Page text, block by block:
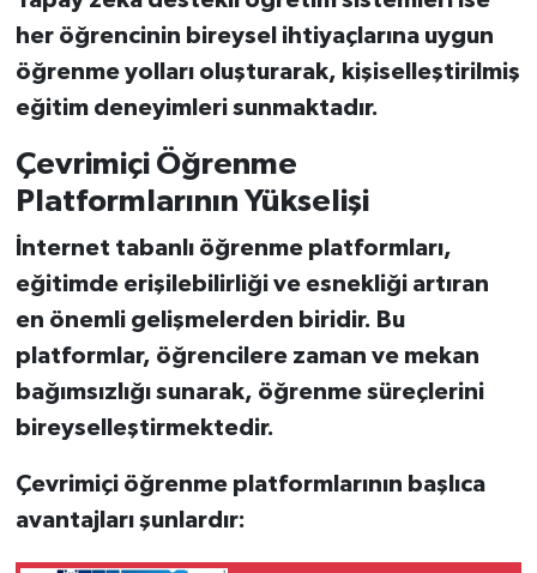
her öğrencinin bireysel ihtiyaçlarına uygun
öğrenme yolları oluşturarak, kişiselleştirilmiş
eğitim deneyimleri sunmaktadır.
Çevrimiçi Öğrenme
Platformlarının Yükselişi
İnternet tabanlı öğrenme platformları,
eğitimde erişilebilirliği ve esnekliği artıran
en önemli gelişmelerden biridir. Bu
platformlar, öğrencilere zaman ve mekan
bağımsızlığı sunarak, öğrenme süreçlerini
bireyselleştirmektedir.
Çevrimiçi öğrenme platformlarının başlıca
avantajları şunlardır: